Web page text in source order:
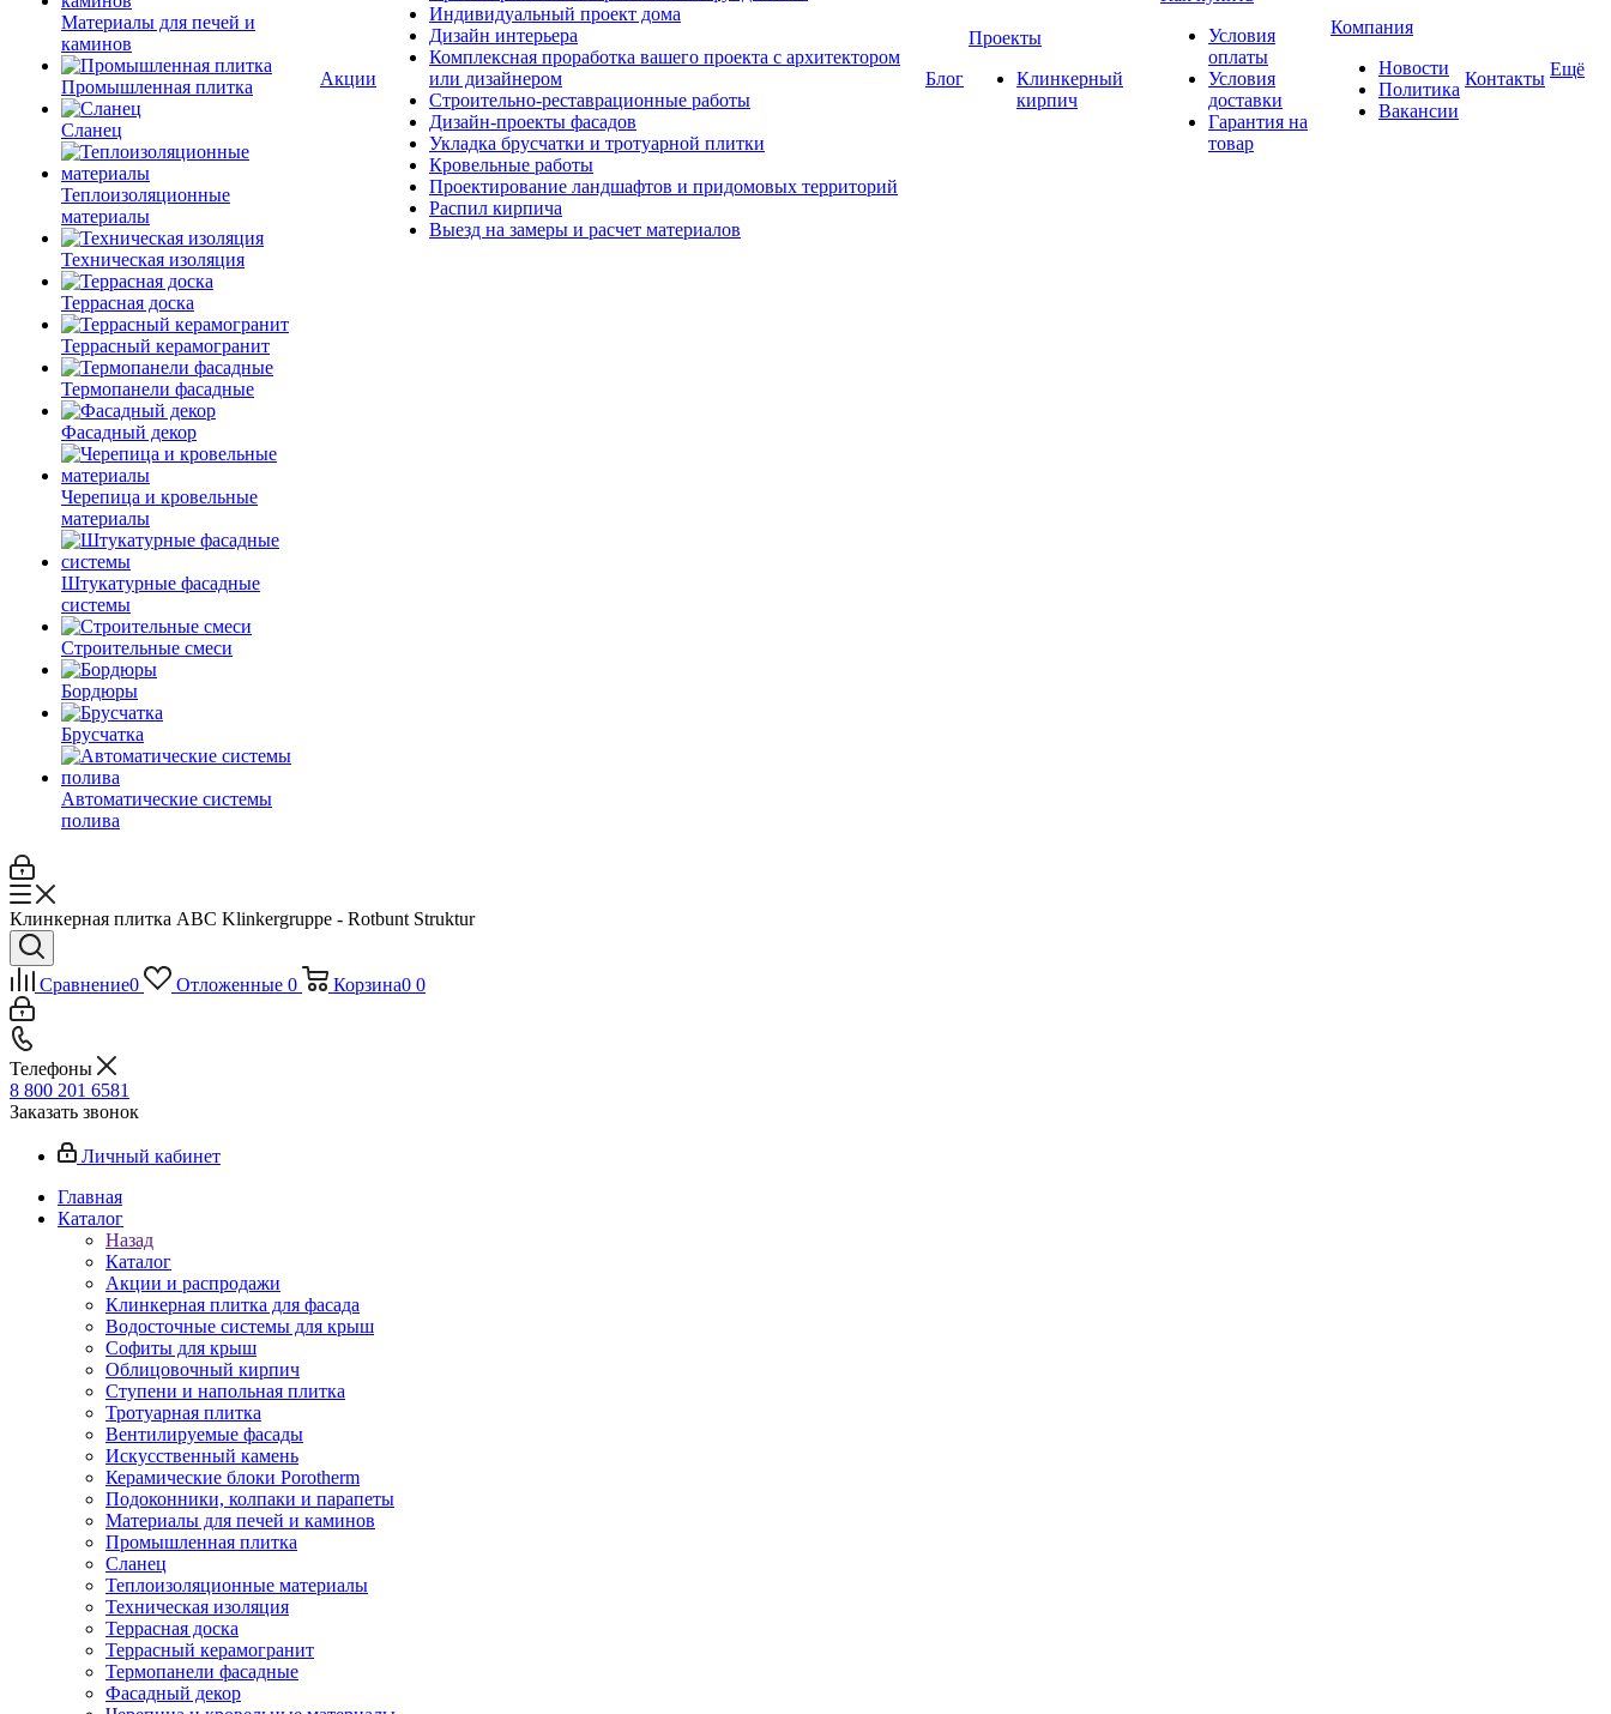
Материалы для печей и
каминов
Промышленная плитка
Сланец
Теплоизоляционные
материалы
Техническая изоляция
Террасная доска
Террасный керамогранит
Термопанели фасадные
Фасадный декор
Черепица и кровельные
материалы
Штукатурные фасадные
системы
Строительные смеси
Бордюры
Брусчатка
Автоматические системы
полива
Акции
Индивидуальный проект дома
Дизайн интерьера
Комплексная проработка вашего проекта с архитектором
или дизайнером
Строительно-реставрационные работы
Дизайн-проекты фасадов
Укладка брусчатки и тротуарной плитки
Кровельные работы
Проектирование ландшафтов и придомовых территорий
Распил кирпича
Выезд на замеры и расчет материалов
Блог
Проекты
Клинкерный
кирпич
Условия
оплаты
Условия
доставки
Гарантия на
товар
Компания
Новости
Политика
Вакансии
Контакты Ещё
Клинкерная плитка ABC Klinkergruppe - Rotbunt Struktur
Сравнение0 Отложенные 0 Корзина0 0
Телефоны
8 800 201 6581
Заказать звонок
Личный кабинет
Главная
Каталог
Назад
Каталог
Акции и распродажи
Клинкерная плитка для фасада
Водосточные системы для крыш
Софиты для крыш
Облицовочный кирпич
Ступени и напольная плитка
Тротуарная плитка
Вентилируемые фасады
Искусственный камень
Керамические блоки Porotherm
Подоконники, колпаки и парапеты
Материалы для печей и каминов
Промышленная плитка
Сланец
Теплоизоляционные материалы
Техническая изоляция
Террасная доска
Террасный керамогранит
Термопанели фасадные
Фасадный декор